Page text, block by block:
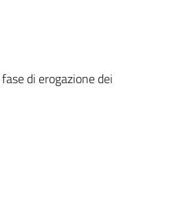
di erogazione dei